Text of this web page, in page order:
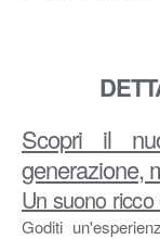
Scopri il
generazione,
Un suono
Goditi